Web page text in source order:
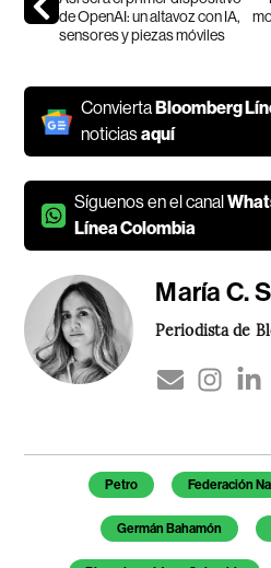
de OpenAI: un altavoz con IA,
sensores y piezas móviles
ConviertaBloomberg
noticiasaquí
Síguenos en el canal
Línea Colombia
María C.
Periodista de
Temas de este artículo
Petro Federación
Germán Bahamón